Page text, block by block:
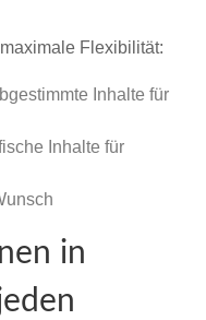
Flexibilität:
Inhalte für
Inhalte für
in